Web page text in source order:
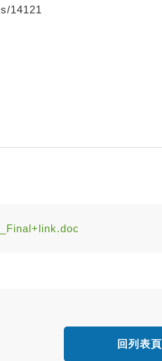
14121
回列表頁